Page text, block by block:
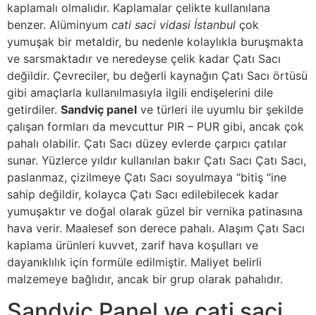
kaplamalı olmalıdır. Kaplamalar çelikte kullanılana
benzer. Alüminyum cati saci vidasi İstanbul çok
yumuşak bir metaldir, bu nedenle kolaylıkla buruşmakta
ve sarsmaktadır ve neredeyse çelik kadar Çatı Sacı
değildir. Çevreciler, bu değerli kaynağın Çatı Sacı örtüsü
gibi amaçlarla kullanılmasıyla ilgili endişelerini dile
getirdiler. Sandviç panel ve türleri ile uyumlu bir şekilde
çalışan formları da mevcuttur PIR – PUR gibi, ancak çok
pahalı olabilir. Çatı Sacı düzey evlerde çarpıcı çatılar
sunar. Yüzlerce yıldır kullanılan bakır Çatı Sacı Çatı Sacı,
paslanmaz, çizilmeye Çatı Sacı soyulmaya “bitiş “ine
sahip değildir, kolayca Çatı Sacı edilebilecek kadar
yumuşaktır ve doğal olarak güzel bir vernika patinasına
hava verir. Maalesef son derece pahalı. Alaşım Çatı Sacı
kaplama ürünleri kuvvet, zarif hava koşulları ve
dayanıklılık için formüle edilmiştir. Maliyet belirli
malzemeye bağlıdır, ancak bir grup olarak pahalıdır.